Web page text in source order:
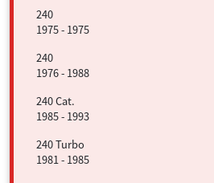
240
1975 - 1975
240
1976 - 1988
240 Cat.
1985 - 1993
240 Turbo
1981 - 1985